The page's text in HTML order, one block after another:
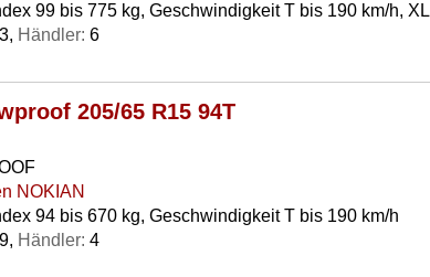
99 bis 775 kg, Geschwindigkeit T bis 190 km/h, XL
Händler: 6
205/65 R15 94T
NOKIAN
94 bis 670 kg, Geschwindigkeit T bis 190 km/h
Händler: 4